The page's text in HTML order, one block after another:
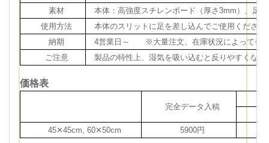
素材
本体：高強度スチレンボード（厚さ3mm）、足
使用方法
本体のスリットに足を差し込んでご使用ください
納期
4営業日～ ※大量注文、在庫状況によって長く
ご注意
製品の特性上、湿気を吸い込むと反りやすくな
価格表
完全データ入稿
45✕45cm, 60✕50cm 5900円